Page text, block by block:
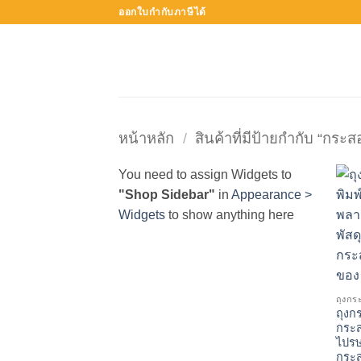
ออกใบกำกับภาษีได้
หน้าหลัก / สินค้าที่มีป้ายกำกับ “กระส
You need to assign Widgets to
"Shop Sidebar" in Appearance >
Widgets to show anything here
ถุงกร
ถุงก
กระ
ไปร
กระ